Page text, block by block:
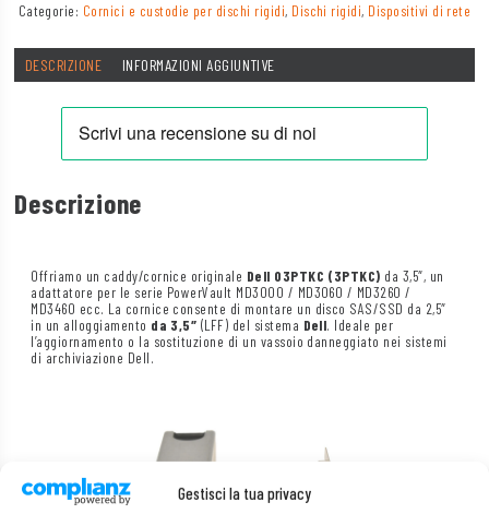
Gestisci la tua privacy
Categorie: Cornici e custodie per dischi rigidi, Dischi rigidi, Dispositivi di rete
DESCRIZIONE INFORMAZIONI AGGIUNTIVE
Descrizione
Offriamo un caddy/cornice originale Dell 03PTKC (3PTKC) da 3,5″, un
adattatore per le serie PowerVault MD3000 / MD3060 / MD3260 /
MD3460 ecc. La cornice consente di montare un disco SAS/SSD da 2,5″
in un alloggiamento da 3,5″ (LFF) del sistema Dell. Ideale per
l’aggiornamento o la sostituzione di un vassoio danneggiato nei sistemi
di archiviazione Dell.